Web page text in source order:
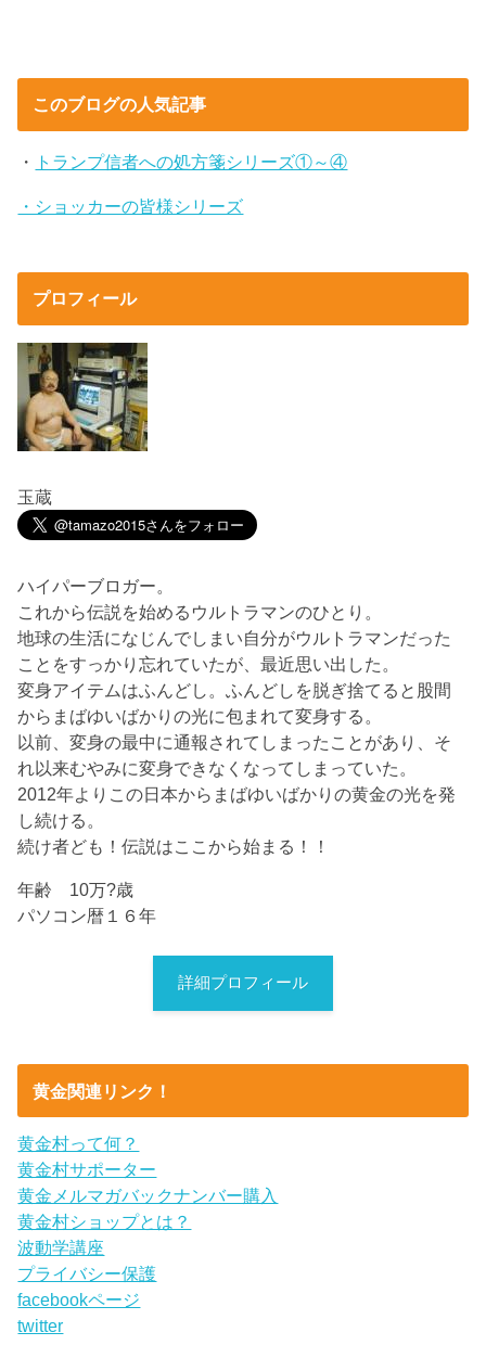
このブログの人気記事
・ トランプ信者への処方箋シリーズ①～④
・ショッカーの皆様シリーズ
プロフィール
玉蔵
ハイパーブロガー。
これから伝説を始めるウルトラマンのひとり。
地球の生活になじんでしまい自分がウルトラマンだった
ことをすっかり忘れていたが、最近思い出した。
変身アイテムはふんどし。ふんどしを脱ぎ捨てると股間
からまばゆいばかりの光に包まれて変身する。
以前、変身の最中に通報されてしまったことがあり、そ
れ以来むやみに変身できなくなってしまっていた。
2012年よりこの日本からまばゆいばかりの黄金の光を発
し続ける。
続け者ども！伝説はここから始まる！！
年齢 10万?歳
パソコン暦１６年
詳細プロフィール
黄金関連リンク！
黄金村って何？
黄金村サポーター
黄金メルマガバックナンバー購入
黄金村ショップとは？
波動学講座
プライバシー保護
facebookページ
twitter